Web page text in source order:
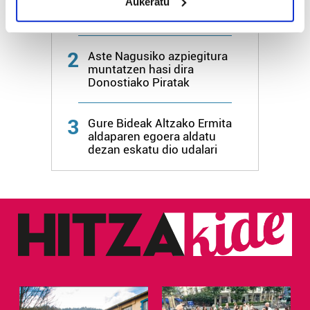
Identify your device by actively scanning it for
specific characteristics (fingerprinting)
Find out more about how your personal data is processed
and set your preferences in thedetails section
Guk eta gure bazkideek zure datu pertsonalak
prozesatzen ditugu, zure IP zenbakia, besteak beste,
teknologia erabiliz, cookieak adibidez, iragarki eta eduki
pertsonalizatuak eskaintzeko, iragarkiak eta edukia
neurtzeko, jendeari buruzko informazioa biltzeko eta
produktuak garatzeko. Zure datuak nork eta zertarako
Bazkide batzuek ez dizute baimenik eskatzen, eta beren
interes komertzial legitimoetan babesten dira. Ikusi gure
bazkideen zerrenda, beren ustez zein helburutarako
dezakezun ikusteko.
2
Aste Nagusiko azpiegitura
muntatzen hasi dira
Donostiako Piratak
3
Gure Bideak Altzako Ermita
aldaparen egoera aldatu
dezan eskatu dio udalari